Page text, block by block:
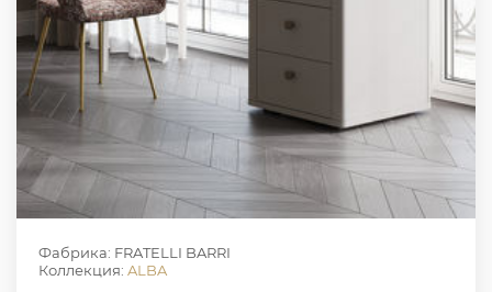
Фабрика: FRATELLI BARRI
Коллекция: ALBA